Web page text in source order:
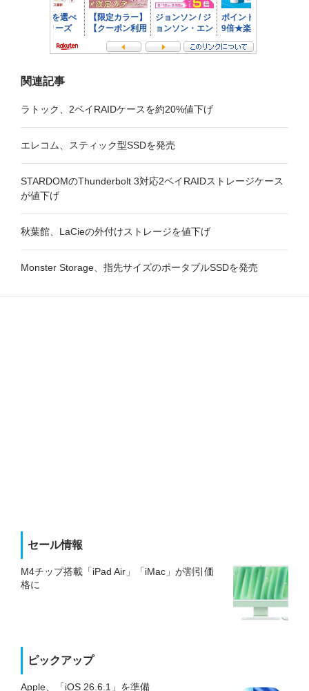
関連記事
ラトック、2ベイRAIDケースを約20%値下げ
エレコム、スティック型SSDを発売
STARDOMのThunderbolt 3対応2ベイRAIDストレージケース
が値下げ
秋葉館、LaCieの外付けストレージを値下げ
Monster Storage、指先サイズのポータブルSSDを発売
セール情報
M4チップ搭載「iPad Air」「iMac」が割引価
格に
ピックアップ
Apple、「iOS 26.6.1」を準備